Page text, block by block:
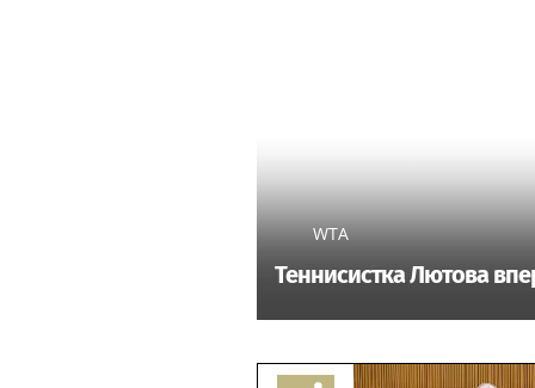
WTA
Теннисистка Лютова